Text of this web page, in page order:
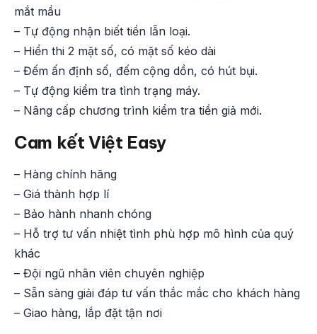
mắt mầu
– Tự động nhận biết tiền lẫn loại.
– Hiển thi 2 mặt số, có mặt số kéo dài
– Đếm ấn định số, đếm cộng dồn, có hút bụi.
– Tự động kiểm tra tình trạng máy.
– Nâng cấp chương trình kiểm tra tiền giả mới.
Cam kết Việt Easy
– Hàng chính hãng
– Giá thành hợp lí
– Bảo hành nhanh chóng
– Hỗ trợ tư vấn nhiệt tình phù hợp mô hình của quý
khác
– Đội ngũ nhân viên chuyên nghiệp
– Sẵn sàng giải đáp tư vấn thắc mắc cho khách hàng
– Giao hàng, lắp đặt tận nơi